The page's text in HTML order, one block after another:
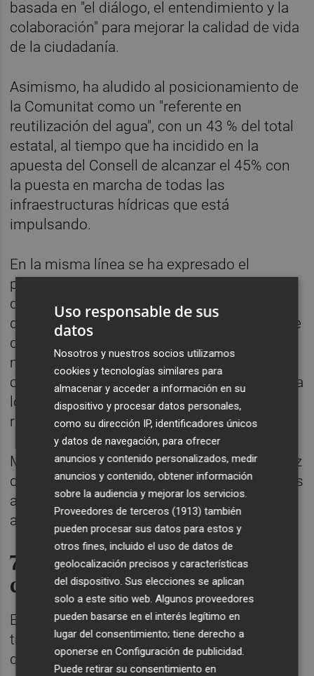
basada en "el diálogo, el entendimiento y la
colaboración" para mejorar la calidad de vida
de la ciudadanía.
Asimismo, ha aludido al posicionamiento de
la Comunitat como un "referente en
reutilización del agua", con un 43 % del total
estatal, al tiempo que ha incidido en la
apuesta del Consell de alcanzar el 45% con
la puesta en marcha de todas las
infraestructuras hídricas que está
impulsando.
En la misma línea se ha expresado el
presidente de la Diputación, Vicent Mompó,
quien ha valorado el acuerdo como "un paso
decisivo en la transformación del sistema de
depuración en la provincia" basado en la
modernización, la sostenibilidad y la
cohesión territorial, sin olvidar el retorno para
los pueblos pequeños que ahorrarán
recursos".
Mompó ha considerado que la gestión eficaz
del servicio "es una misión compartida de las
administraciones que debe basarse en la
anticipación".
77 depuradoras en 13
comarcas
En un acto protocolario se han repasado los
trabajos previstos en 77 estaciones de
depuración de 13 comarcas valencianas.
Uso responsable de sus
datos
Nosotros y nuestros socios utilizamos
cookies y tecnologías similares para
almacenar y acceder a información en su
dispositivo y procesar datos personales,
como su dirección IP, identificadores únicos
y datos de navegación, para ofrecer
anuncios y contenido personalizados, medir
anuncios y contenido, obtener información
sobre la audiencia y mejorar los servicios.
Proveedores de terceros (1913) también
pueden procesar sus datos para estos y
otros fines, incluido el uso de datos de
geolocalización precisos y características
del dispositivo. Sus elecciones se aplican
solo a este sitio web. Algunos proveedores
pueden basarse en el interés legítimo en
lugar del consentimiento; tiene derecho a
oponerse enConfiguración de publicidad.
Puede retirar su consentimiento en